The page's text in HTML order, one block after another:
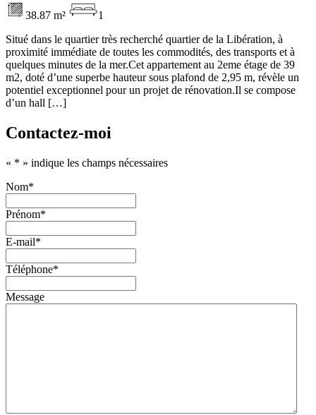
38.87 m²
1
Situé dans le quartier très recherché quartier de la Libération, à
proximité immédiate de toutes les commodités, des transports et à
quelques minutes de la mer.Cet appartement au 2eme étage de 39
m2, doté d’une superbe hauteur sous plafond de 2,95 m, révèle un
potentiel exceptionnel pour un projet de rénovation.Il se compose
d’un hall […]
Contactez-moi
« * » indique les champs nécessaires
Nom*
Prénom*
E-mail*
Téléphone*
Message